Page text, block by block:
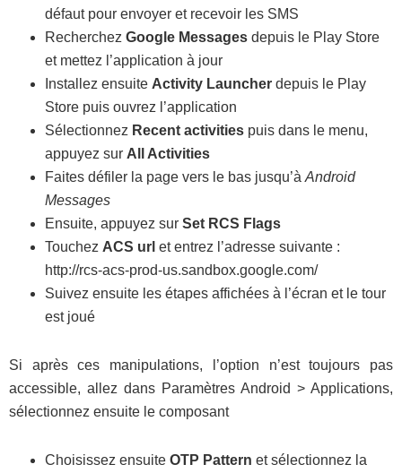
défaut pour envoyer et recevoir les SMS
Recherchez Google Messages depuis le Play Store
et mettez l’application à jour
Installez ensuite Activity Launcher depuis le Play
Store puis ouvrez l’application
Sélectionnez Recent activities puis dans le menu,
appuyez sur All Activities
Faites défiler la page vers le bas jusqu’à Android
Messages
Ensuite, appuyez sur Set RCS Flags
Touchez ACS url et entrez l’adresse suivante :
http://rcs-acs-prod-us.sandbox.google.com/
Suivez ensuite les étapes affichées à l’écran et le tour
est joué
Si après ces manipulations, l’option n’est toujours pas
accessible, allez dans Paramètres Android > Applications,
sélectionnez ensuite le composant
Choisissez ensuite OTP Pattern et sélectionnez la